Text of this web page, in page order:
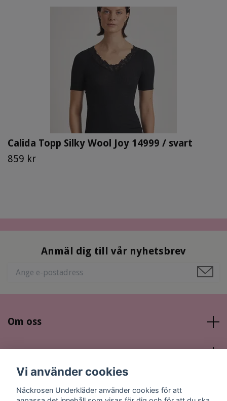
Calida Topp Silky Wool Joy 14999 / svart
859 kr
Anmäl dig till vår nyhetsbrev
Om oss
Sociala medier
Vi använder cookies
Näckrosen Underkläder använder cookies för att